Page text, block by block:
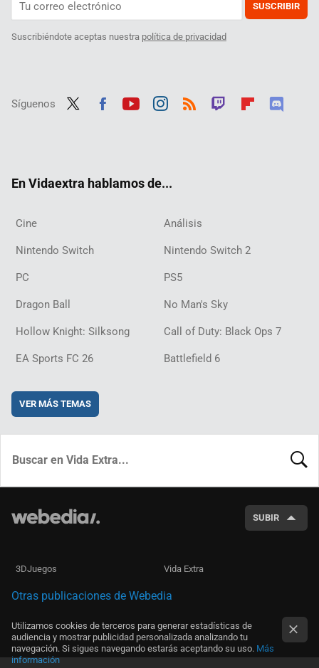
SUSCRIBIR
Suscribiéndote aceptas nuestra política de privacidad
Síguenos
En Vidaextra hablamos de...
Cine Análisis
Nintendo Switch Nintendo Switch 2
PC PS5
Dragon Ball No Man's Sky
Hollow Knight: Silksong Call of Duty: Black Ops 7
EA Sports FC 26 Battlefield 6
VER MÁS TEMAS
SUBIR
3DJuegos Vida Extra
Otras publicaciones de Webedia
Utilizamos cookies de terceros para generar estadísticas de
audiencia y mostrar publicidad personalizada analizando tu
navegación. Si sigues navegando estarás aceptando su uso. Más
información